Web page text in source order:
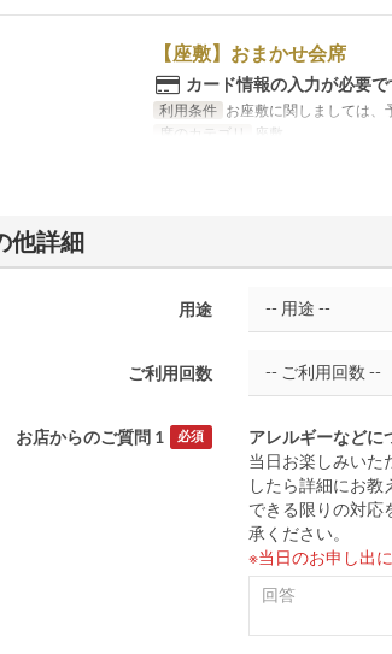
【座敷】おまかせ会席
カード情報の入力が必要
利用条件 お座敷に関しましては、
席のカテゴリ
座敷
他詳細
用途
ご利用回数
お店からのご質問 1 必須
アレルギーなどに
当日お楽しみいた
したら詳細にお教
できる限りの対応
承ください。
※当日のお申し出